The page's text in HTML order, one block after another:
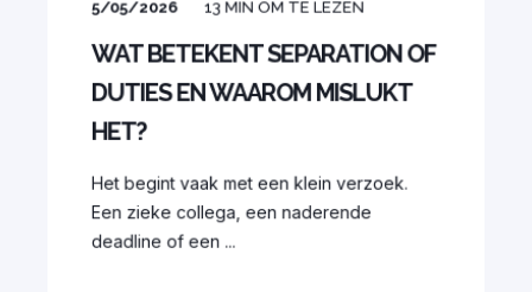
5/05/2026 13MIN OM TE LEZEN
WAT BETEKENT SEPARATION OF
DUTIES EN WAAROM MISLUKT
HET?
Het begint vaak met een klein verzoek.
Een zieke collega, een naderende
deadline of een ...